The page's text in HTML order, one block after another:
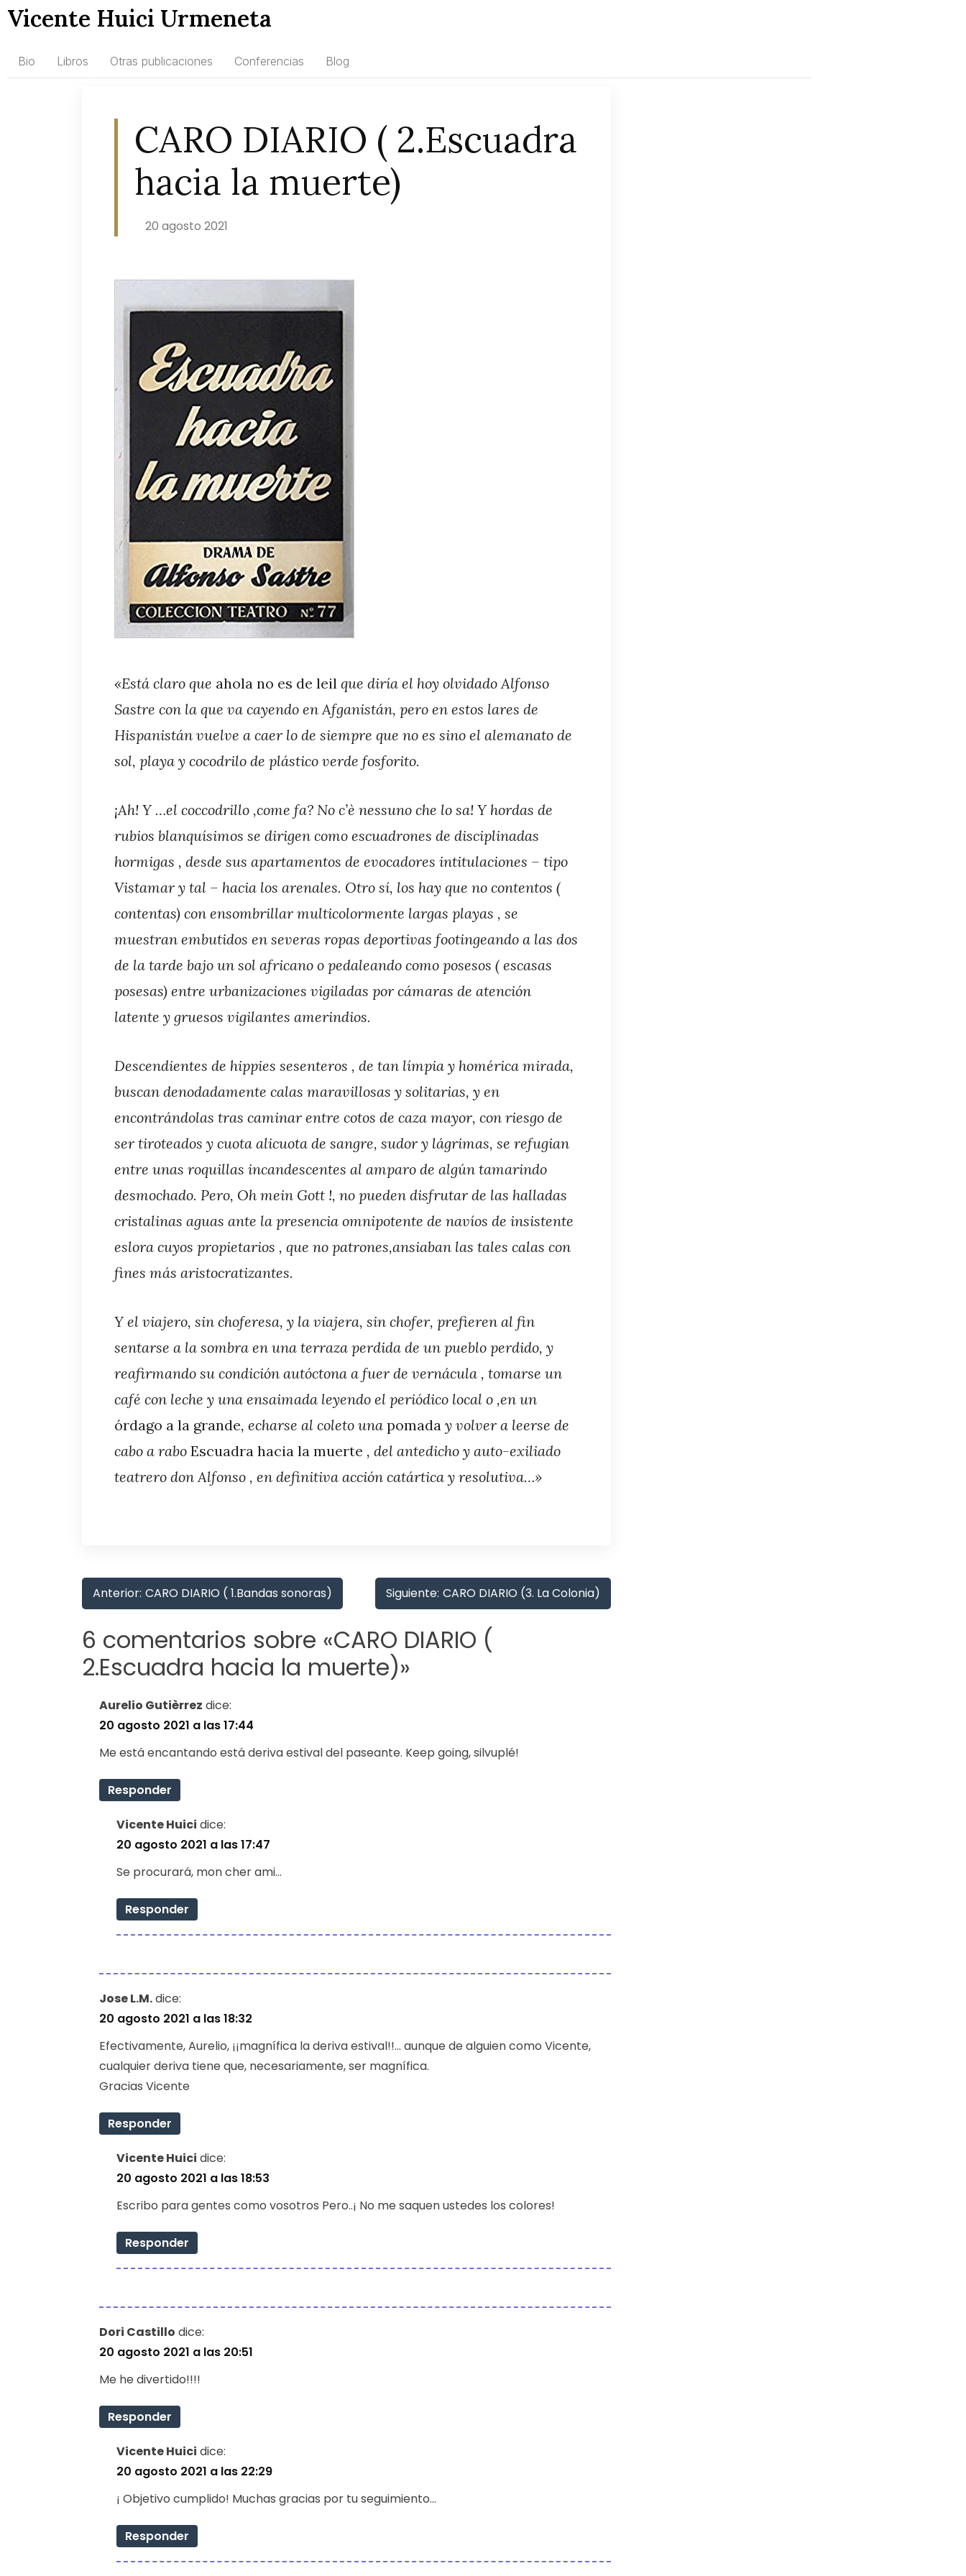
Vicente Huici Urmeneta
Bio Libros Otras publicaciones Conferencias Blog
CARO DIARIO ( 2.Escuadra
hacia la muerte)
20 agosto 2021
«Está claro que ahola no es de leil que diría el hoy olvidado Alfonso
Sastre con la que va cayendo en Afganistán, pero en estos lares de
Hispanistán vuelve a caer lo de siempre que no es sino el alemanato de
sol, playa y cocodrilo de plástico verde fosforito.
¡Ah! Y …el coccodrillo ,come fa? No c’è nessuno che lo sa! Y hordas de
rubios blanquísimos se dirigen como escuadrones de disciplinadas
hormigas , desde sus apartamentos de evocadores intitulaciones – tipo
Vistamar y tal – hacia los arenales. Otro sí, los hay que no contentos (
contentas) con ensombrillar multicolormente largas playas , se
muestran embutidos en severas ropas deportivas footingeando a las dos
de la tarde bajo un sol africano o pedaleando como posesos ( escasas
posesas) entre urbanizaciones vigiladas por cámaras de atención
latente y gruesos vigilantes amerindios.
Descendientes de hippies sesenteros , de tan límpia y homérica mirada,
buscan denodadamente calas maravillosas y solitarias, y en
encontrándolas tras caminar entre cotos de caza mayor, con riesgo de
ser tiroteados y cuota alicuota de sangre, sudor y lágrimas, se refugian
entre unas roquillas incandescentes al amparo de algún tamarindo
desmochado. Pero, Oh mein Gott !, no pueden disfrutar de las halladas
cristalinas aguas ante la presencia omnipotente de navíos de insistente
eslora cuyos propietarios , que no patrones,ansiaban las tales calas con
fines más aristocratizantes.
Y el viajero, sin choferesa, y la viajera, sin chofer, prefieren al fin
sentarse a la sombra en una terraza perdida de un pueblo perdido, y
reafirmando su condición autóctona a fuer de vernácula , tomarse un
café con leche y una ensaimada leyendo el periódico local o ,en un
órdago a la grande, echarse al coleto una pomada y volver a leerse de
cabo a rabo Escuadra hacia la muerte , del antedicho y auto-exiliado
teatrero don Alfonso , en definitiva acción catártica y resolutiva…»
Anterior: CARO DIARIO ( 1.Bandas sonoras) Siguiente: CARO DIARIO (3. La Colonia)
6 comentarios sobre «CARO DIARIO (
2.Escuadra hacia la muerte)»
Aurelio Gutièrrez dice:
20 agosto 2021 a las 17:44
Me está encantando está deriva estival del paseante. Keep going, silvuplé!
Responder
Vicente Huici dice:
20 agosto 2021 a las 17:47
Se procurará, mon cher ami…
Responder
Jose L.M.dice:
20 agosto 2021 a las 18:32
Efectivamente, Aurelio, ¡¡magnífica la deriva estival!!… aunque de alguien como Vicente,
cualquier deriva tiene que, necesariamente, ser magnífica.
Gracias Vicente
Responder
Vicente Huici dice:
20 agosto 2021 a las 18:53
Escribo para gentes como vosotros Pero..¡ No me saquen ustedes los colores!
Responder
Dori Castillo dice:
20 agosto 2021 a las 20:51
Me he divertido!!!!
Responder
Vicente Huici dice:
20 agosto 2021 a las 22:29
¡ Objetivo cumplido! Muchas gracias por tu seguimiento…
Responder